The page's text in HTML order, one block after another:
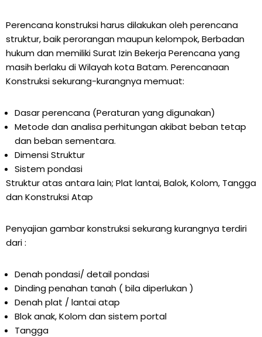
Perencana konstruksi harus dilakukan oleh perencana
struktur, baik perorangan maupun kelompok, Berbadan
hukum dan memiliki Surat Izin Bekerja Perencana yang
masih berlaku di Wilayah kota Batam. Perencanaan
Konstruksi sekurang-kurangnya memuat:
Dasar perencana (Peraturan yang digunakan)
Metode dan analisa perhitungan akibat beban tetap
dan beban sementara.
Dimensi Struktur
Sistem pondasi
Struktur atas antara lain; Plat lantai, Balok, Kolom, Tangga
dan Konstruksi Atap
Penyajian gambar konstruksi sekurang kurangnya terdiri
dari :
Denah pondasi/ detail pondasi
Dinding penahan tanah ( bila diperlukan )
Denah plat / lantai atap
Blok anak, Kolom dan sistem portal
Tangga